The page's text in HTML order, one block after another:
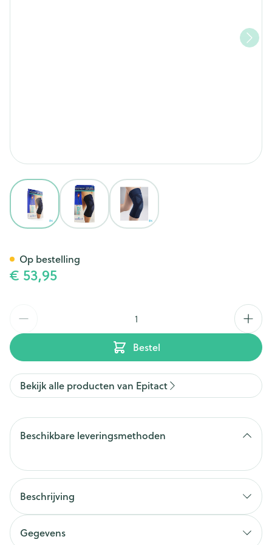
View larger imageView larger imageView larger image
€ 53,95
Bestel
Op bestelling
Bekijk alle producten van Epitact
Beschikbare leveringsmethoden
Beschrijving
Gegevens